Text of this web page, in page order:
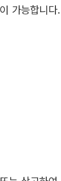
가능합니다.